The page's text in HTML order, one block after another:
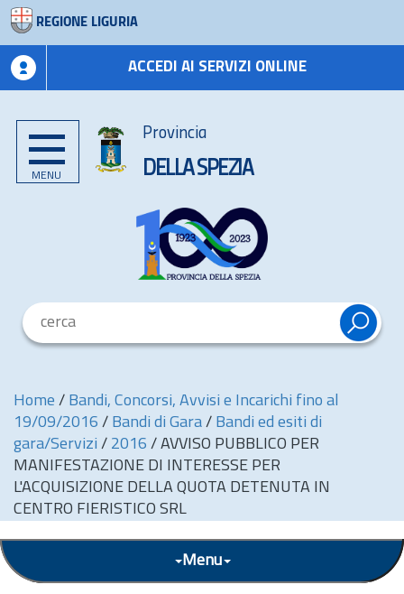
REGIONE LIGURIA
ACCEDI AI SERVIZI ONLINE
MENU
Provincia
DELLA SPEZIA
Home / Bandi, Concorsi, Avvisi e Incarichi fino al
19/09/2016 / Bandi di Gara / Bandi ed esiti di
gara/Servizi / 2016 / AVVISO PUBBLICO PER
MANIFESTAZIONE DI INTERESSE PER
L'ACQUISIZIONE DELLA QUOTA DETENUTA IN
CENTRO FIERISTICO SRL
Menu